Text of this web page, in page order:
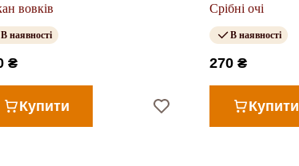
вовків
В наявності
₴
Купити
Срібні очі
В наявності
270 ₴
Купити